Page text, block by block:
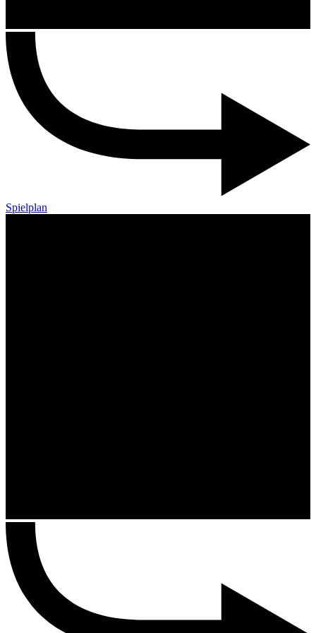
Spielplan